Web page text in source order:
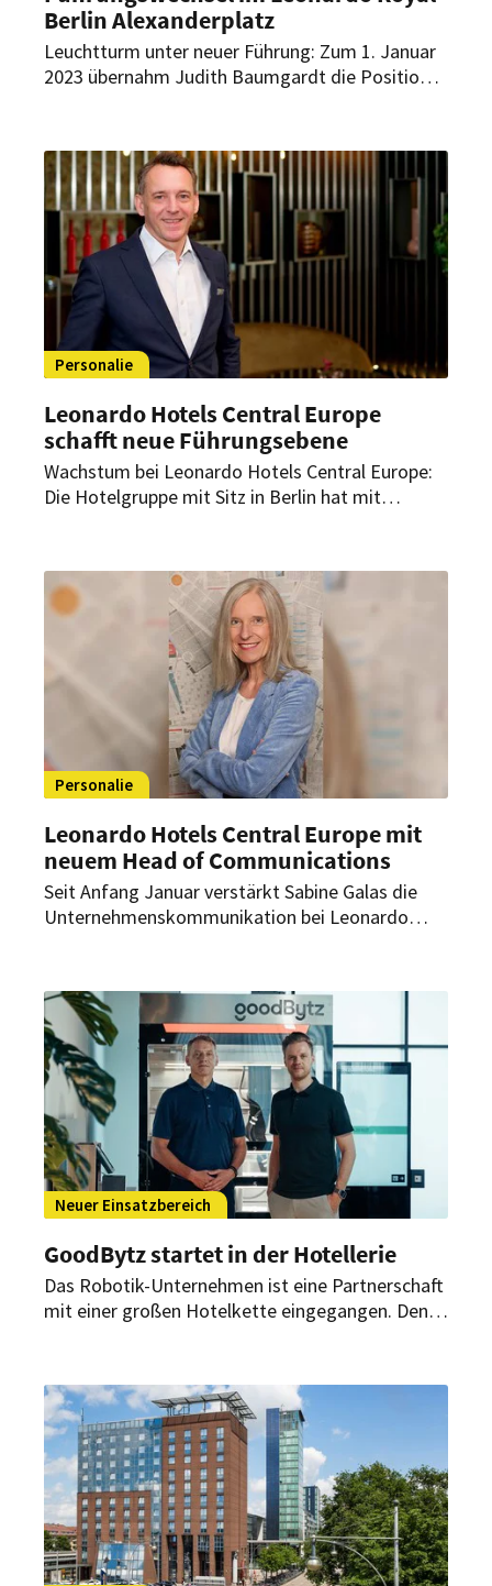
Berlin Alexanderplatz
Leuchtturm unter neuer Führung: Zum 1. Januar
2023 übernahm Judith Baumgardt die Position
Flaggschiff-Häuser der Unternehmensgruppe in
Deutschland.
Personalie
Leonardo Hotels Central Europe
schafft neue Führungsebene
Wachstum bei Leonardo Hotels Central Europe:
Die Hotelgruppe mit Sitz in Berlin hat mit
bekleidet seit dem 1. Januar 2023 das neu
geschaffene Amt des Chief Operational Officer
DACH.
Personalie
Leonardo Hotels Central Europe mit
neuem Head of Communications
Seit Anfang Januar verstärkt Sabine Galas die
Unternehmenskommunikation bei Leonardo
interne und externe Kommunikation im Berliner
Headquarter der internationalen Hotelgruppe.
Neuer Einsatzbereich
GoodBytz startet in der Hotellerie
Das Robotik-Unternehmen ist eine Partnerschaft
mit einer großen Hotelkette eingegangen. Den
die Hotellerie.